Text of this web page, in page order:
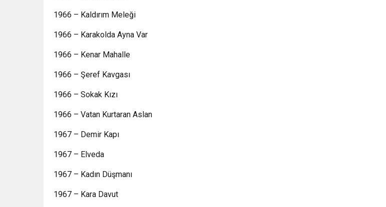
1966 – Kaldırım Meleği
1966 – Karakolda Ayna Var
1966 – Kenar Mahalle
1966 – Şeref Kavgası
1966 – Sokak Kızı
1966 – Vatan Kurtaran Aslan
1967 – Demir Kapı
1967 – Elveda
1967 – Kadın Düşmanı
1967 – Kara Davut